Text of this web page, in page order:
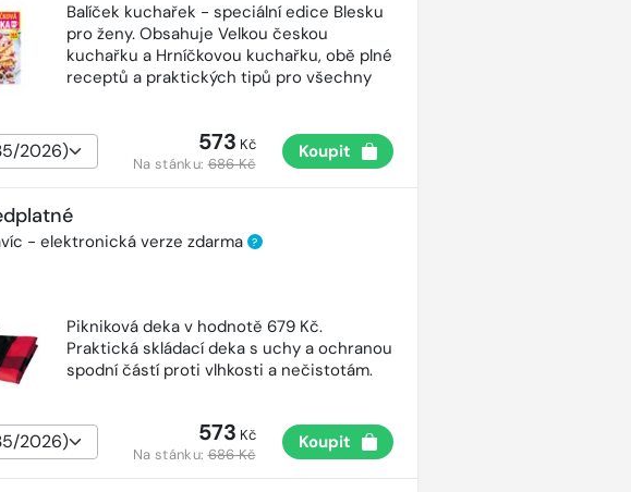
Balíček kuchařek - speciální edice Blesku
pro ženy. Obsahuje Velkou českou
kuchařku a Hrníčkovou kuchařku, obě plné
receptů a praktických tipů pro všechny
573 Kč
Na stánku:686 Kč
Koupit
- elektronická verze zdarma ?
Pikniková deka v hodnotě 679 Kč.
Praktická skládací deka s uchy a ochranou
spodní částí proti vlhkosti a nečistotám.
573 Kč
Na stánku:686 Kč
Koupit